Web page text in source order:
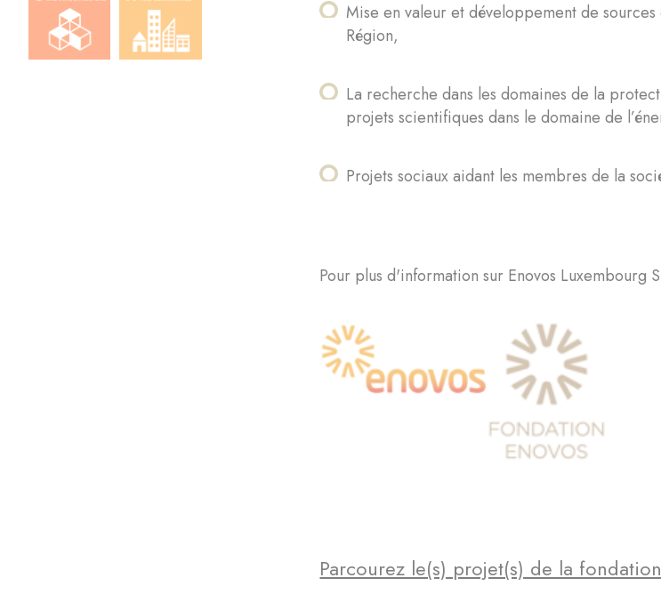
Mise en valeur et développement de
Région,
La recherche dans les domaines de la
projets scientifiques dans le domaine de
Projets sociaux aidant les membres de la
Pour plus d'information sur Enovos Luxembourg
Parcourez le(s) projet(s) de la fondation